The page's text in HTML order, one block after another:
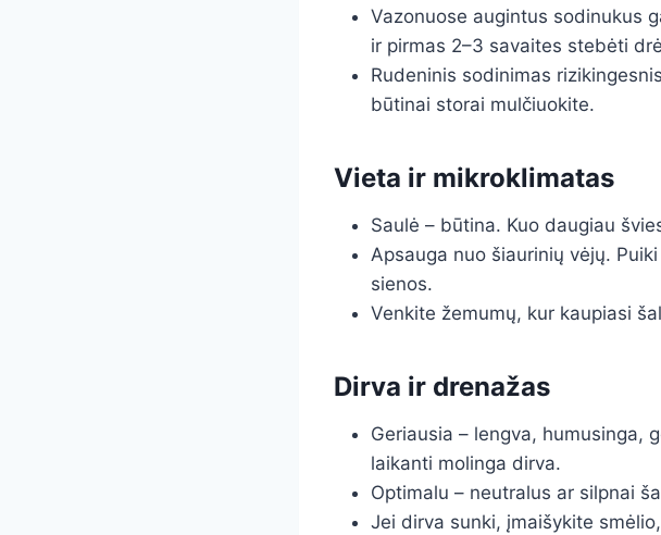
Vazonuose augintus sodinukus
ir pirmas 2–3 savaites stebėti
Rudeninis sodinimas
būtinai storai mulčiuokite.
Vieta ir mikroklimatas
Saulė – būtina. Kuo daugiau
Apsauga nuo šiaurinių vėjų.
sienos.
Venkite žemumų, kur kaupiasi
Dirva ir drenažas
Geriausia – lengva, humusinga,
laikanti molinga dirva.
Optimalu – neutralus ar silpnai
Jei dirva sunki, įmaišykite